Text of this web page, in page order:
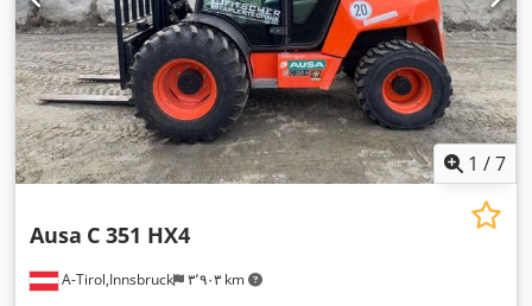
1 /7
A-Tirol,Innsbruck ۳٬۹۰۳ km
Ausa C 351 HX4